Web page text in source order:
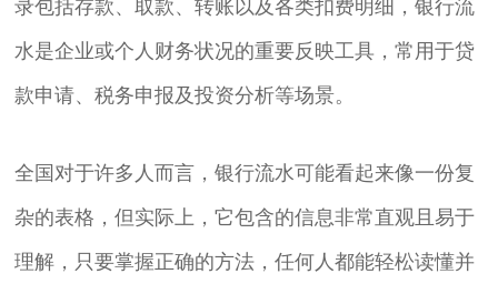
录包括存款、取款、转账以及各类扣费明细，银行流
水是企业或个人财务状况的重要反映工具，常用于贷
款申请、税务申报及投资分析等场景。
全国对于许多人而言，银行流水可能看起来像一份复
杂的表格，但实际上，它包含的信息非常直观且易于
理解，只要掌握正确的方法，任何人都能轻松读懂并